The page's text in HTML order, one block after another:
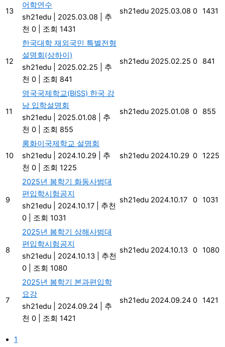
13
어학연수
sh21edu
2025.03.08
추
천 0
조회 1431
sh21edu 2025.03.08 0 1431
12
한국대학 재외국민 특별전형
설명회(상하이)
sh21edu
2025.02.25
추
천 0
조회 841
sh21edu 2025.02.25 0 841
11
영국국제학교(BISS) 한국 강
남 입학설명회
sh21edu
2025.01.08
추
천 0
조회 855
sh21edu 2025.01.08 0 855
10
롱화이국제학교 설명회
sh21edu
2024.10.29
추
천 0
조회 1225
sh21edu 2024.10.29 0 1225
9
2025년 봄학기 화동사범대
편입학시험공지
sh21edu
2024.10.17
추천
0
조회 1031
sh21edu 2024.10.17 0 1031
8
2025년 봄학기 상해사범대
편입학시험공지
sh21edu
2024.10.13
추천
0
조회 1080
sh21edu 2024.10.13 0 1080
7
2025년 봄학기 본과편입학
요강
sh21edu
2024.09.24
추
천 0
조회 1421
sh21edu 2024.09.24 0 1421
1